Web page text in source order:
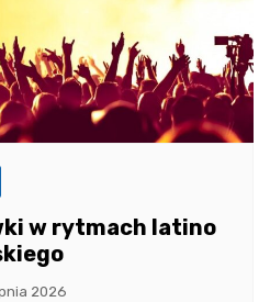
w rytmach latino
2026